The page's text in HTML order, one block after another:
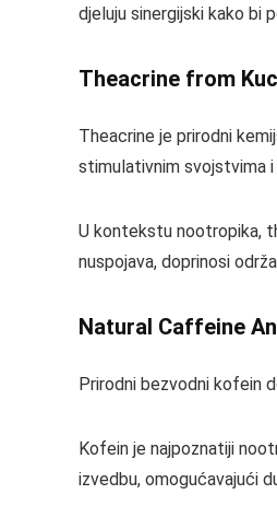
djeluju sinergijski kako bi
Theacrine from
Theacrine je prirodni
stimulativnim svojstvima i
U kontekstu nootropika,
nuspojava, doprinosi
Natural Caffeine
Prirodni bezvodni kofein
Kofein je najpoznatiji
izvedbu, omogućavajući